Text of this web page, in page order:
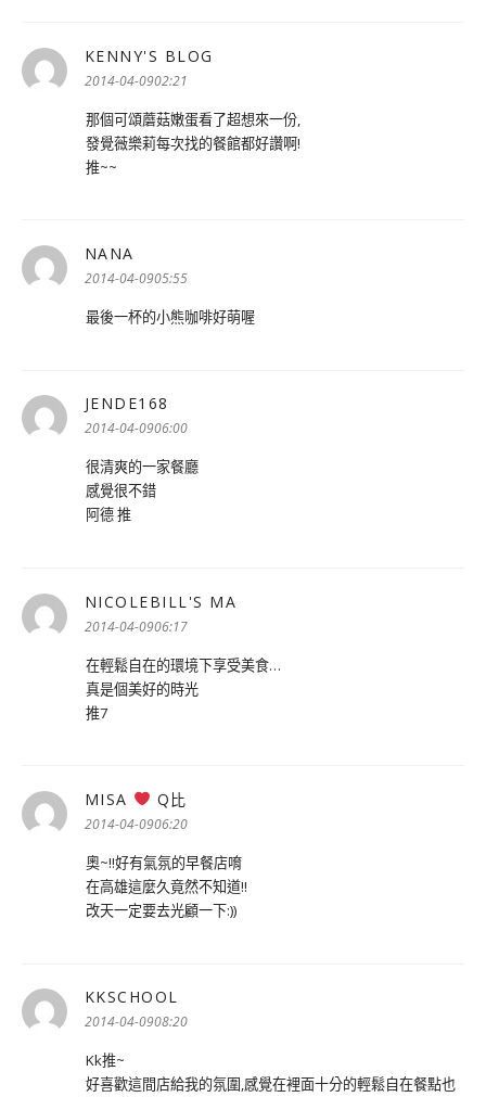
KENNY'S BLOG
2014-04-0902:21
那個可頌蘑菇嫩蛋看了超想來一份,
發覺薇樂莉每次找的餐館都好讚啊!
推~~
NANA
示:
2014-04-0905:55
最後一杯的小熊咖啡好萌喔
JENDE168
示:
2014-04-0906:00
很清爽的一家餐廳
感覺很不錯
阿德 推
NICOLEBILL'S MA
2014-04-0906:17
在輕鬆自在的環境下享受美食…
真是個美好的時光
推7
MISA Q比
示:
2014-04-0906:20
奧~!!好有氣氛的早餐店唷
在高雄這麼久竟然不知道!!
改天一定要去光顧一下:))
KKSCHOOL
示:
2014-04-0908:20
Kk推~
好喜歡這間店給我的氛圍,感覺在裡面十分的輕鬆自在餐點也